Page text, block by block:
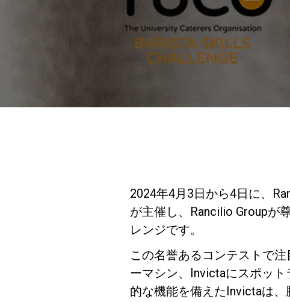
2024年4月3日から4日に、
が主催し、Rancilio Groupが
レンジです。
この名誉あるコンテストで
ーマシン、Invictaにスポッ
的な機能を備えたInvictaは、